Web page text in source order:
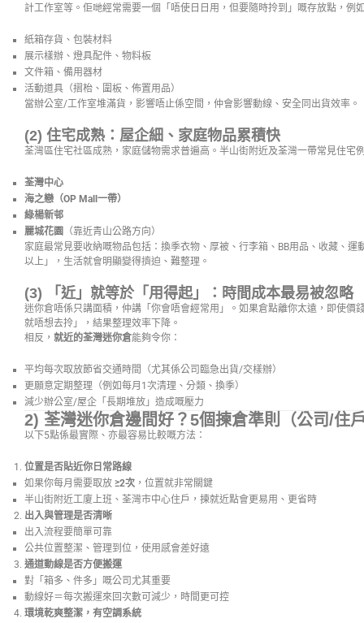
計工作室等。佢哋經常需要一個「唔使日日用，但要隨時拎到」嘅存放點，例
紙箱存貨、包裝材料
展示樣辦、燈具配件、物料板
文件箱、備用器材
活動道具（摺枱、圍板、佈置用品）
當辦公室/工作室堆滿貨，影響唔止係空間，仲會影響動線、安全同出貨效率。
(2) 住宅成熟：屋企細、家庭物品累積快
荃灣區住宅社區成熟，家庭儲物需求普遍高。半山街附近及荃灣一帶常見住宅
荃灣中心
海之戀（OP Mall一帶）
綠楊新邨
麗城花園
（靠近青山公路方向）
家庭最常見要收納嘅物品包括：換季衣物、厚被、行李箱、BB用品、收藏、運
以上」，生活就會明顯變得擠迫、難整理。
(3) 「近」就等於「用得起」：時間成本最易被忽略
迷你倉唔係只講面積，仲講「你會唔會經常用」。如果倉點離你太遠，即使價
就唔想去拎」，結果整理效率下降。
相反， 就近的荃灣迷你倉能夠令你：
平均每次取放節省交通時間（尤其係公司臨急出貨/交樣辦）
更願意定期整理（例如每月1次清理、分類、換季）
減少辦公室/屋企「長期堆放」造成嘅壓力
2) 荃灣迷你倉邊間好？5個揀倉準則（公司/住
以下5點係最實際、亦最容易比較嘅方法：
位置是否貼近你日常路線
如果你每月需要取放 ≥2次 ，位置就非常關鍵
半山街附近工廈上班、荃灣市中心住戶，揀就近點會更易用、更省時
出入與管理是否清晰
出入流程要簡單可靠
公共位置整潔、管理到位，使用感會差好遠
通道動線是否方便搬運
對「箱多、件多」嘅公司尤其重要
動線好＝每次搬運來回次數可減少，時間更可控
環境乾爽整潔，有空調系統